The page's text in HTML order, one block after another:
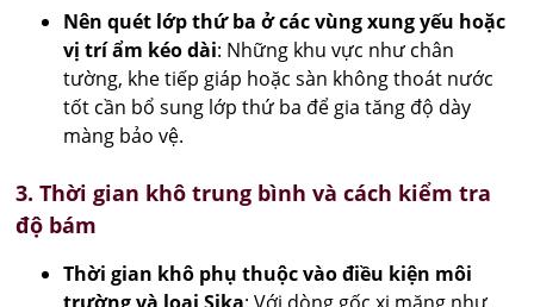
Nên quét lớp thứ ba ở các vùng xung yếu hoặc
vị trí ẩm kéo dài: Những khu vực như chân
tường, khe tiếp giáp hoặc sàn không thoát nước
tốt cần bổ sung lớp thứ ba để gia tăng độ dày
màng bảo vệ.
3. Thời gian khô trung bình và cách kiểm tra
độ bám
Thời gian khô phụ thuộc vào điều kiện môi